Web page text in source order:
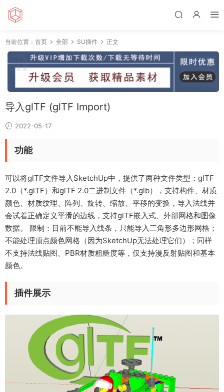
当前位置： 首页 全部 SU插件 正文
导入glTF (glTF Import)
2022-05-17
功能
可以将glTF文件导入SketchUp中，提供了两种文件类型：glTF
2.0（*.glTF）和glTF 2.0二进制文件（*.glb），支持构件、材质
颜色、材质纹理、阵列、旋转、缩放、平移的变换，导入法线并
会试着正确定义平滑的边线，支持glTF嵌入式、外部网格和图像
数据。 限制：目前不能导入线条，只能导入三角形多边形网格；
不能处理顶点颜色网格（因为SketchUp无法处理它们）；同样
不支持法线贴图、PBR材质粗糙度等，仅支持漫反射贴图和基本
颜色。
插件展示